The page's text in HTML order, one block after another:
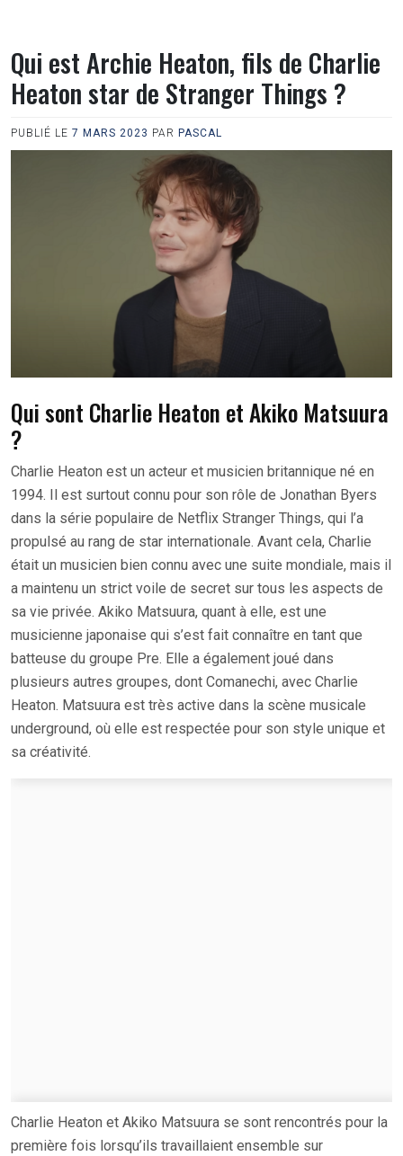
Qui est Archie Heaton, fils de Charlie
Heaton star de Stranger Things ?
PUBLIÉ LE 7 MARS 2023 PAR PASCAL
Qui sont Charlie Heaton et Akiko Matsuura
?
Charlie Heaton est un acteur et musicien britannique né en
1994. Il est surtout connu pour son rôle de Jonathan Byers
dans la série populaire de Netflix Stranger Things, qui l’a
propulsé au rang de star internationale. Avant cela, Charlie
était un musicien bien connu avec une suite mondiale, mais il
a maintenu un strict voile de secret sur tous les aspects de
sa vie privée. Akiko Matsuura, quant à elle, est une
musicienne japonaise qui s’est fait connaître en tant que
batteuse du groupe Pre. Elle a également joué dans
plusieurs autres groupes, dont Comanechi, avec Charlie
Heaton. Matsuura est très active dans la scène musicale
underground, où elle est respectée pour son style unique et
sa créativité.
Charlie Heaton et Akiko Matsuura se sont rencontrés pour la
première fois lorsqu’ils travaillaient ensemble sur